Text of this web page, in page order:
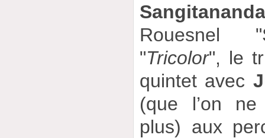
Rouesnel
"Tricolor", le
quintet avec
(que l’on
plus) aux